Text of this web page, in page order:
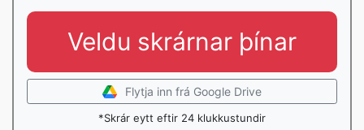
Veldu skrárnar þínar
Flytja inn frá Google Drive
*Skrár eytt eftir 24 klukkustundir